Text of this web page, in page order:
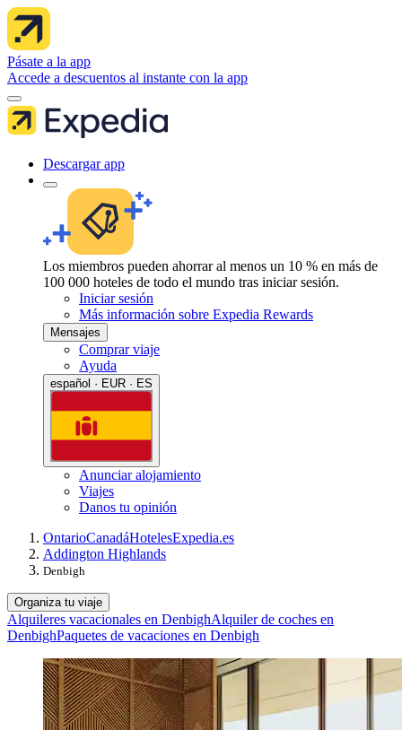
Pásate a la app
Accede a descuentos al instante con la app
Descargar app
Los miembros pueden ahorrar al menos un 10 % en más de
100 000 hoteles de todo el mundo tras iniciar sesión.
Iniciar sesión
Más información sobre Expedia Rewards
Mensajes
Comprar viaje
Ayuda
español · EUR · ES
Anunciar alojamiento
Viajes
Danos tu opinión
OntarioCanadáHotelesExpedia.es
Addington Highlands
Denbigh
Organiza tu viaje
Alquileres vacacionales en DenbighAlquiler de coches en
DenbighPaquetes de vacaciones en Denbigh